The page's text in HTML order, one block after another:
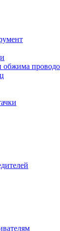
обжима